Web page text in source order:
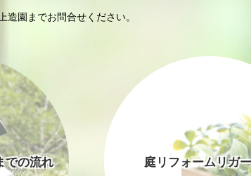
造園までお問合せください。
での流れ 庭リフォームリガ